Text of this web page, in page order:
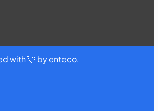
with 💘 byenteco.